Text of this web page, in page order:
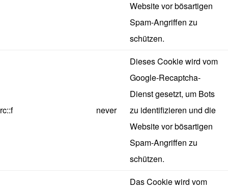
Website vor bösartigen
Spam-Angriffen zu
schützen.
rc::f never
Dieses Cookie wird vom
Google-Recaptcha-
Dienst gesetzt, um Bots
zu identifizieren und die
Website vor bösartigen
Spam-Angriffen zu
schützen.
Das Cookie wird vom